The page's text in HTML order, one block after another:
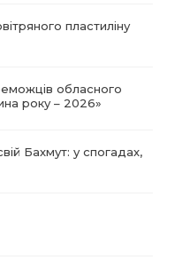
пластиліну
обласного
року – 2026»
Бахмут: у спогадах,